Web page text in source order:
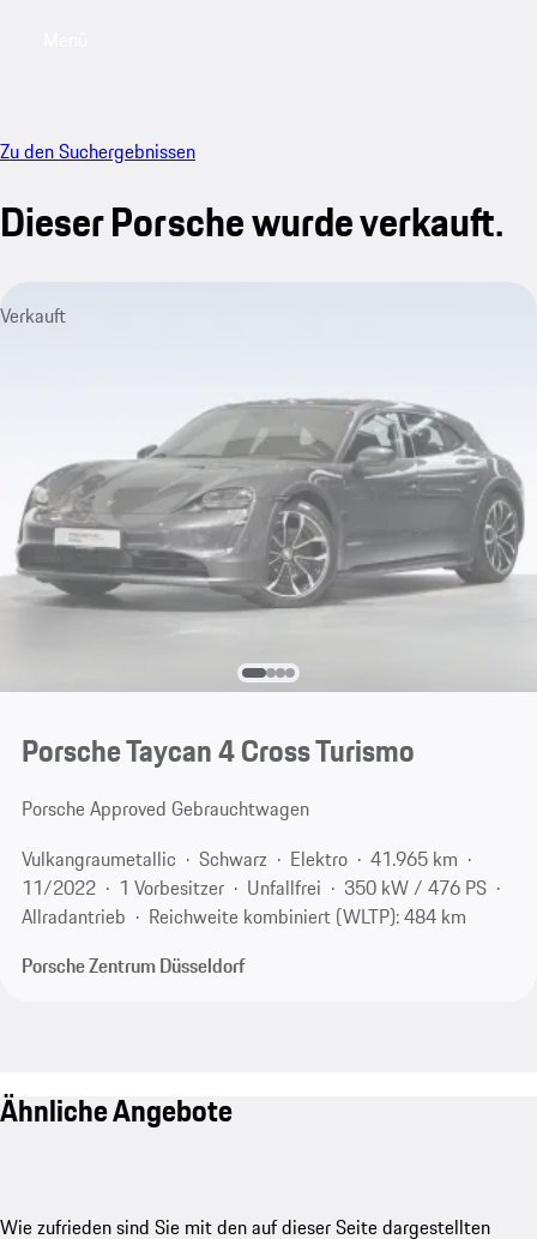
Zu den Suchergebnissen
Dieser Porsche wurde verkauft.
Verkauft
Porsche Taycan 4 Cross Turismo
Porsche Approved Gebrauchtwagen
Vulkangraumetallic
Schwarz Elektro
41.965 km
11/2022
1 Vorbesitzer Unfallfrei
350 kW / 476 PS
Allradantrieb
Reichweite kombiniert (WLTP): 484 km
Porsche Zentrum Düsseldorf
Ähnliche Angebote
Wie zufrieden sind Sie mit den auf dieser Seite dargestellten